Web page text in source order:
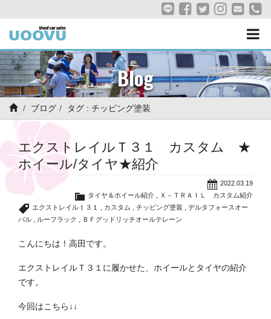
Blog
ブログ タグ : チッピング塗装
エクストレイルＴ３１ カスタム ★
ホイール/タイヤ★紹介
2022.03.19
タイヤ＆ホイール紹介
Ｘ－ＴＲＡＩＬ カスタム紹介
エクストレイルｔ３１
カスタム チッピング塗装
デルタフォースオー
バル
ルーフラック ＢＦグッドリッチオールテレーン
こんにちは！高田です。
エクストレイルＴ３１に履かせた、ホイールとタイヤの紹介
です。
今回はこちら↓↓